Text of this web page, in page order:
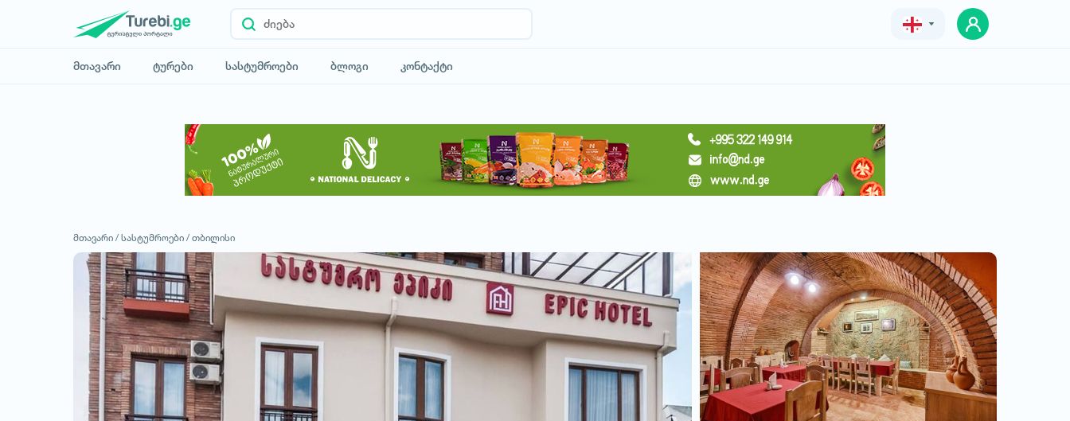
მთავარი ტურები სასტუმროები ბლოგი კონტაქტი
მოითხოვე სასტუმრო
სასტუმრო ეპიკი
ფასი
ფასი შეთანხმებით
მთავარი / სასტუმროები / თბილისი